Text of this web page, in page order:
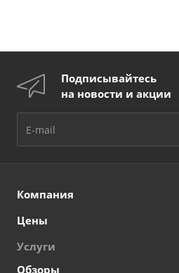
Подписывайтесь
на новости и акции
Компания
Цены
Услуги
Обзоры